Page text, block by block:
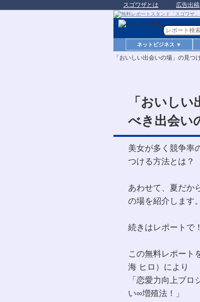
スゴワザとは 広告出稿
ネットビジネス ▼
「おいしい出会いの場」の見つ
「おいし
べき出会い
美女が多く競争率
つける方法とは？
あわせて、夏だか
の場を紹介します。
続きはレポートで！
この無料レポート
海 ヒロ）により
「恋愛力向上プ
い∞増殖法！」